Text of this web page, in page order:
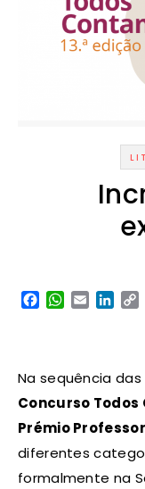
Facebook
WhatsApp
Email
Na sequência
Concurso Todos
Prémio
diferentes
formalmente na